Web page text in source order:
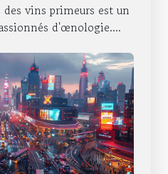
vins primeurs est un
d'œnologie....